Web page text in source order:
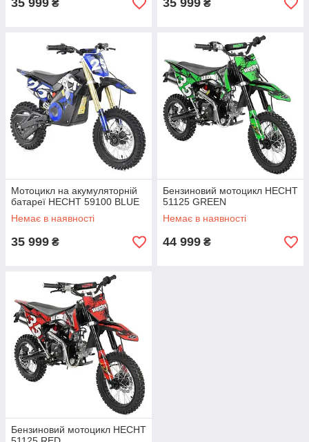
35 999 ₴ 35 999 ₴
Мотоцикл на акумуляторній
батареї HECHT 59100 BLUE
Немає в наявності
35 999 ₴
Бензиновий мотоцикл HECHT
51125 GREEN
Немає в наявності
44 999 ₴
Бензиновий мотоцикл HECHT